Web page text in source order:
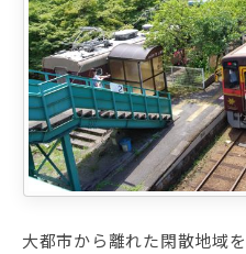
大都市から離れた閑散地域